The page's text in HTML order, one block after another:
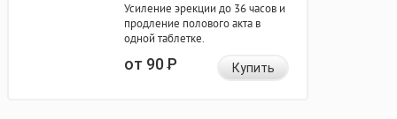
Усиление эрекции до 36 часов и
продление полового акта в
одной таблетке.
от 90Р Купить